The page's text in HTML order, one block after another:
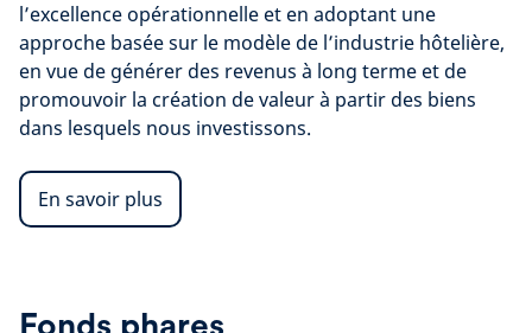
l’excellence opérationnelle et en adoptant une
approche basée sur le modèle de l’industrie hôtelière,
en vue de générer des revenus à long terme et de
promouvoir la création de valeur à partir des biens
dans lesquels nous investissons.
En savoir plus
Fonds phares